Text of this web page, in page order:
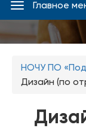
Главное
меню
Главное
Вы
здесь
НОЧУ ПО
Дизайн (по